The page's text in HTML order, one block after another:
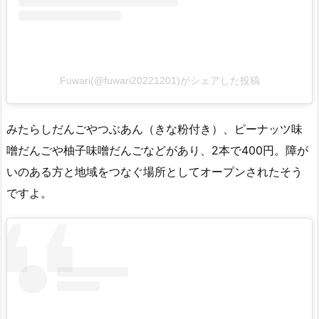
Fuwari(@fuwari20221201)がシェアした投稿
みたらしだんごやつぶあん（きな粉付き）、ピーナッツ味
噌だんごや柚子味噌だんごなどがあり、2本で400円。障が
いのある方と地域をつなぐ場所としてオープンされたそう
ですよ。